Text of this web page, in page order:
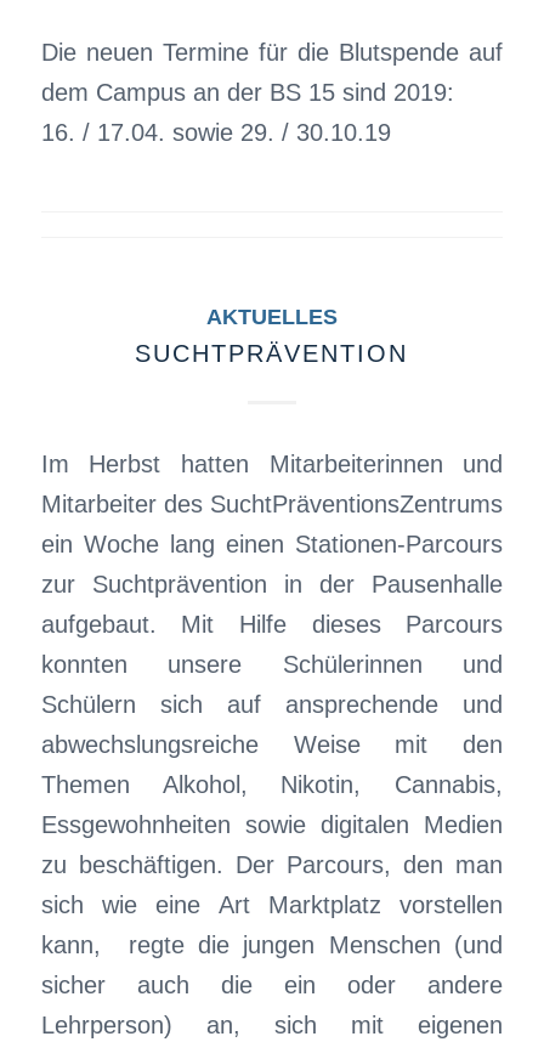
Die neuen Termine für die Blutspende auf
dem Campus an der BS 15 sind 2019:
16. / 17.04. sowie 29. / 30.10.19
AKTUELLES
SUCHTPRÄVENTION
Im Herbst hatten Mitarbeiterinnen und
Mitarbeiter des SuchtPräventionsZentrums
ein Woche lang einen Stationen-Parcours
zur Suchtprävention in der Pausenhalle
aufgebaut. Mit Hilfe dieses Parcours
konnten unsere Schülerinnen und
Schülern sich auf ansprechende und
abwechslungsreiche Weise mit den
Themen Alkohol, Nikotin, Cannabis,
Essgewohnheiten sowie digitalen Medien
zu beschäftigen. Der Parcours, den man
sich wie eine Art Marktplatz vorstellen
kann, regte die jungen Menschen (und
sicher auch die ein oder andere
Lehrperson) an, sich mit eigenen